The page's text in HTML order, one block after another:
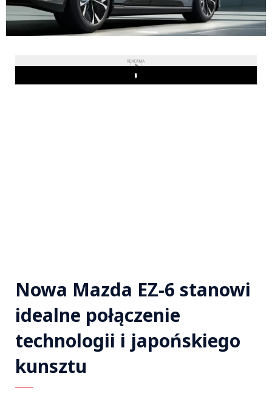
REKLAMA
Play
Nowa Mazda EZ-6 stanowi
idealne połączenie
technologii i japońskiego
kunsztu